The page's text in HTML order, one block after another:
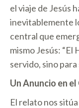
el viaje de Jesús
inevitablemente
central que
mismo Jesús:
servido, sino para
Un Anuncio en
El relato nos